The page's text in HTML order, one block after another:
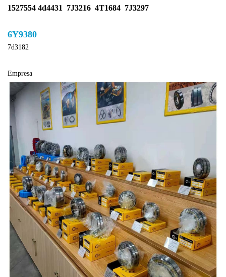
1527554 4d4431 7J3216 4T1684 7J3297
6Y9380
7d3182
Empresa